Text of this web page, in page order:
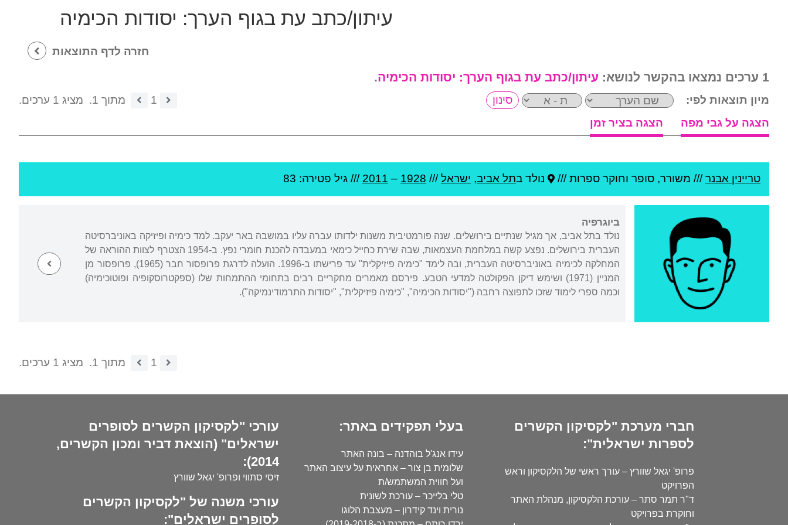
עיתון/כתב עת בגוף הערך: יסודות הכימיה
חזרה לדף התוצאות
1 ערכים נמצאו בהקשר לנושא: עיתון/כתב עת בגוף הערך: יסודות הכימיה.
מיון תוצאות לפי: 1 מתוך 1.
מציג 1 ערכים.
הצגה על גבי מפה
הצגה בציר זמן
טריינין אבנר/// משורר, סופר וחוקר ספרות /// נולד בתל אביב, ישראל///
1928
–
2011 /// גיל פטירה: 83
ביוגרפיה
נולד בתל אביב, אך מגיל שנתיים בירושלים. שנה פורמטיבית משנות ילדותו עברה עליו במושבה באר יעקב. למד כימיה ופיזיקה באוניברסיטה
העברית בירושלים. נפצע קשה במלחמת העצמאות, שבה שירת כחייל כימאי במעבדה להכנת חומרי נפץ. ב-1954 הצטרף לצוות ההוראה של
המחלקה לכימיה באוניברסיטה העברית, ובה לימד "כימיה פיזיקלית" עד פרישתו ב-1996. הועלה לדרגת פרופסור חבר (1965), פרופסור מן
המניין (1971) ושימש דיקן הפקולטה למדעי הטבע. פירסם מאמרים מחקריים רבים בתחומי ההתמחות שלו (ספקטרוסקופיה ופוטוכימיה)
וכמה ספרי לימוד שזכו לתפוצה רחבה ("יסודות הכימיה", "כימיה פיזיקלית", "יסודות התרמודינמיקה").
1 מתוך 1. מציג 1 ערכים.
חברי מערכת "לקסיקון הקשרים
לספרות ישראלית":
פרופ' יגאל שוורץ – עורך ראשי של הלקסיקון וראש
הפרויקט
ד"ר תמר סתר – עורכת הלקסיקון, מנהלת האתר
וחוקרת בפרויקט
בעלי תפקידים באתר:
עידו אנג'ל בוהדנה – בונה האתר
שלומית בן צור – אחראית על עיצוב האתר
ועל חווית המשתמש/ת
טלי בלייכר – עורכת לשונית
נורית וינד קידרון – מעצבת הלוגו
עורכי "לקסיקון הקשרים לסופרים
ישראלים" (הוצאת דביר ומכון הקשרים,
2014):
זיסי סתווי ופרופ' יגאל שוורץ
עורכי משנה של "לקסיקון הקשרים
לסופרים ישראלים":